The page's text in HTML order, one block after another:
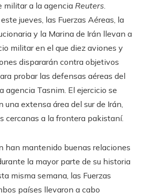
militar a la agencia Reuters.
jueves, las Fuerzas Aéreas, la
y la Marina de Irán llevan a
militar en el que diez aviones y
dispararán contra objetivos
probar las defensas aéreas del
agencia Tasnim. El ejercicio se
una extensa área del sur de Irán,
cercanas a la frontera pakistaní.
han mantenido buenas relaciones
la mayor parte de su historia
misma semana, las Fuerzas
países llevaron a cabo